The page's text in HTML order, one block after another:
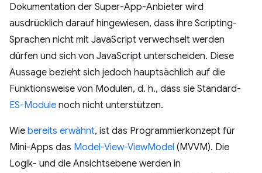
Dokumentation der Super-App-Anbieter wird
ausdrücklich darauf hingewiesen, dass ihre Scripting-
Sprachen nicht mit JavaScript verwechselt werden
dürfen und sich von JavaScript unterscheiden. Diese
Aussage bezieht sich jedoch hauptsächlich auf die
Funktionsweise von Modulen, d. h., dass sie Standard-
ES-Module noch nicht unterstützen.
Wie bereits erwähnt, ist das Programmierkonzept für
Mini-Apps das Model-View-ViewModel (MVVM). Die
Logik- und die Ansichtsebene werden in